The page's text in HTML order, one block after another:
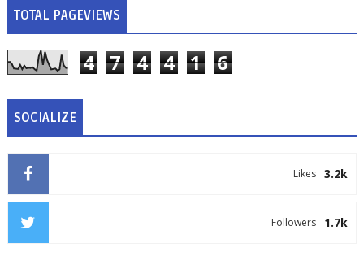
TOTAL PAGEVIEWS
4 7 4 4 1 6
SOCIALIZE
3.2k
Likes
1.7k
Followers